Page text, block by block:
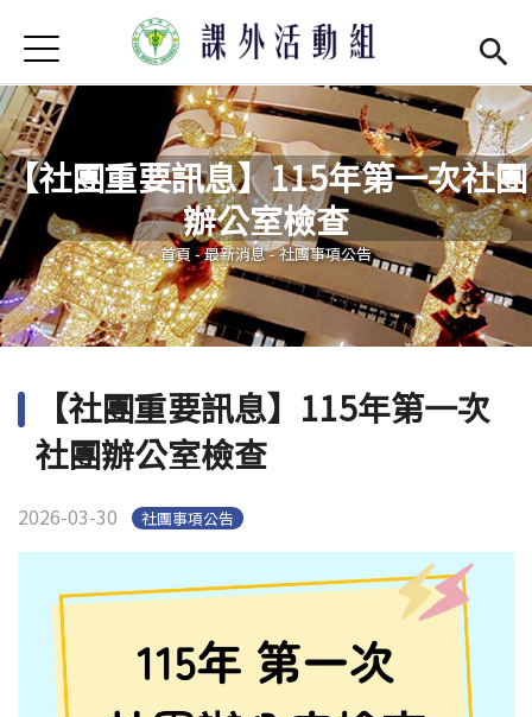
首頁
學務處首頁(link is external)
最新消息
Open
單位介紹
Open
社團現況
Open
社團營運
活動集錦
Jump to Navigation
Jump to Main content
【社團重要訊息】115年第一次社團
辦公室檢查
您在這裡
首頁-最新消息-社團事項公告
【社團重要訊息】115年第一次
社團辦公室檢查
2026-03-30 社團事項公告